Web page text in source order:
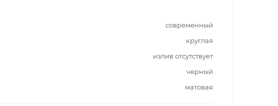
современный
круглая
излив отсутствует
черный
матовая